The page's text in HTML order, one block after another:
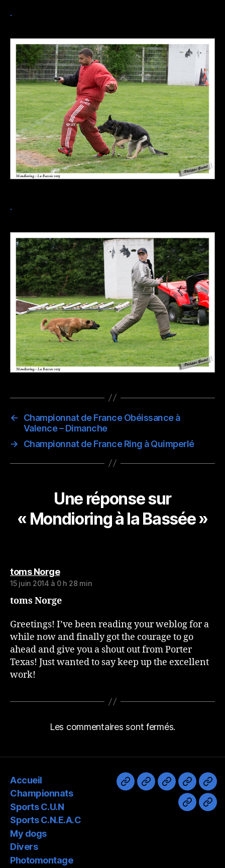
←
Championnat de France Obéissance à
Valence – Dimanche
→
Championnat de France Ring à Quimperlé
Une réponse sur
« Mondioring à la Bassée »
toms Norgedit :
15 juin 2014 à 0 h 28 min
toms Norge
Greetings! I’ve been reading your weblog for a
while now and finally got the courage to go
ahead and give you a shout out from Porter
Texas! Just wanted to say keep up the excellent
work!
Les commentaires sont fermés.
Accueil
Championnats
Sports C.U.N
Sports C.N.E.A.C
My dogs
Divers
Photomontage
AccueilChampionnats
Sports
C.U.N
Sports
My
Divers